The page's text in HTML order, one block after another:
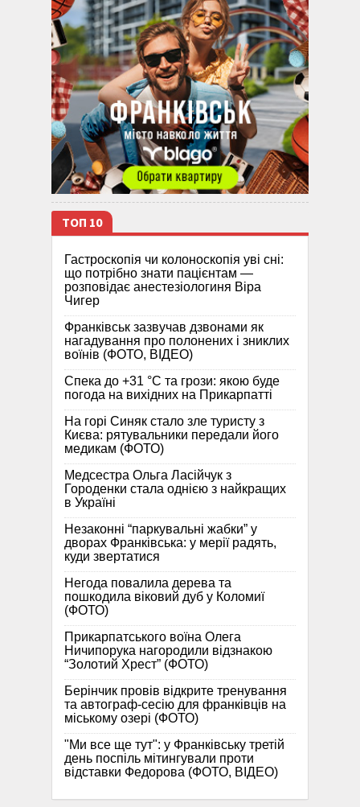
ТОП 10
Гастроскопія чи колоноскопія уві сні:
що потрібно знати пацієнтам —
розповідає анестезіологиня Віра
Чигер
Франківськ зазвучав дзвонами як
нагадування про полонених і зниклих
воїнів (ФОТО, ВІДЕО)
Спека до +31 °C та грози: якою буде
погода на вихідних на Прикарпатті
На горі Синяк стало зле туристу з
Києва: рятувальники передали його
медикам (ФОТО)
Медсестра Ольга Ласійчук з
Городенки стала однією з найкращих
в Україні
Незаконні “паркувальні жабки” у
дворах Франківська: у мерії радять,
куди звертатися
Негода повалила дерева та
пошкодила віковий дуб у Коломиї
(ФОТО)
Прикарпатського воїна Олега
Ничипорука нагородили відзнакою
“Золотий Хрест” (ФОТО)
Берінчик провів відкрите тренування
та автограф-сесію для франківців на
міському озері (ФОТО)
"Ми все ще тут": у Франківську третій
день поспіль мітингували проти
відставки Федорова (ФОТО, ВІДЕО)